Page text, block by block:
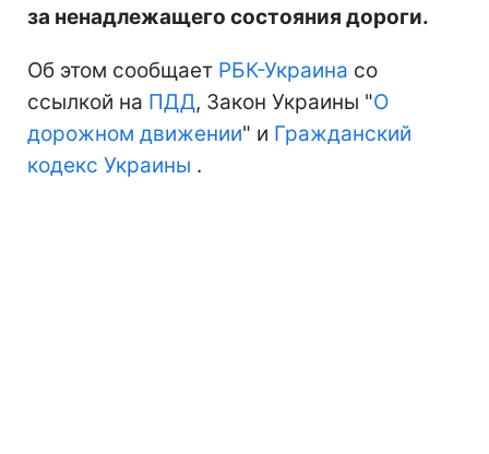
за ненадлежащего состояния дороги.
Об этом сообщает РБК-Украина со
ссылкой на ПДД, Закон Украины "О
дорожном движении" и Гражданский
кодекс Украины .